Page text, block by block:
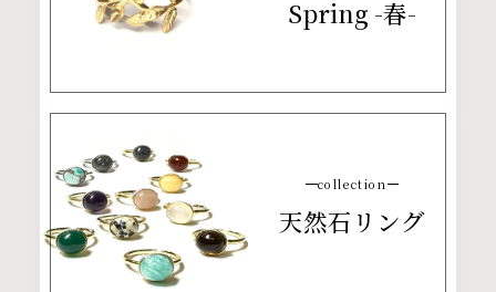
Spring -春-
collection
天然石リング